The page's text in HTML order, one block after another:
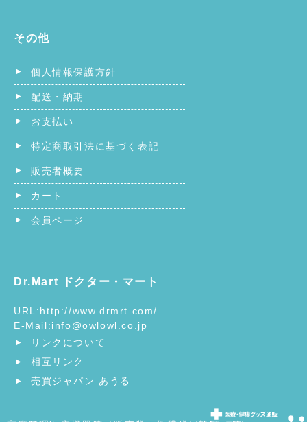
その他
個人情報保護方針
配送・納期
お支払い
特定商取引法に基づく表記
販売者概要
カート
会員ページ
Dr.Mart ドクター・マート
URL:http://www.drmrt.com/
E-Mail:info@owlowl.co.jp
リンクについて
相互リンク
売買ジャパン あうる